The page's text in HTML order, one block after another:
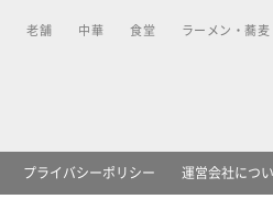
老舗 中華 食堂 ラーメン・蕎麦
プライバシーポリシー 運営会社につ